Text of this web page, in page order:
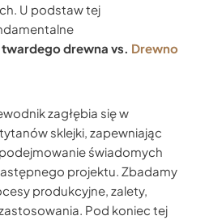
U podstaw tej
drewna vs. Drewno
zagłębia się w
sklejki, zapewniając
świadomych
projektu. Zbadamy
produkcyjne, zalety,
Pod koniec tej